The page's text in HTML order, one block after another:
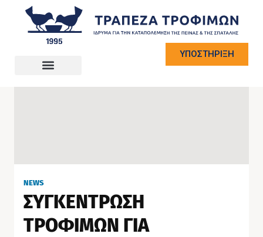
ΥΠΟΣΤΗΡΙΞΗ
NEWS
ΣΥΓΚΕΝΤΡΩΣΗ
ΤΡΟΦΙΜΩΝ ΓΙΑ